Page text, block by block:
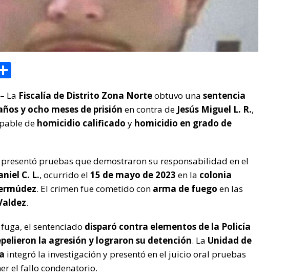
Li
o
m
p
r
– La Fiscalía de Distrito Zona Norteobtuvo una sentencia
y ocho meses de prisión en contra de Jesús Miguel L. R.,
de homicidio calificado y homicidio en grado de
presentó pruebas que demostraron su responsabilidad en el
C. L., ocurrido el 15 de mayo de 2023 en la colonia
. El crimen fue cometido con arma de fuego en las
.
el sentenciado disparó contra elementos de la Policía
la agresión y lograron su detención. La Unidad de
integró la investigación y presentó en el juicio oral pruebas
el fallo condenatorio.